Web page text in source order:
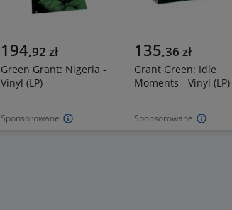
Sponsorowane
194,92 zł
Green Grant: Nigeria -
Vinyl (LP)
Sponsorowane
135,36 zł
Grant Green: Idle
Moments - Vinyl (LP)